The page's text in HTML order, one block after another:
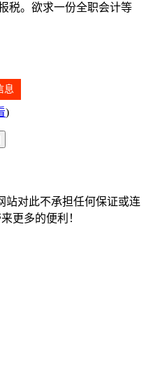
税。欲求一份全职会计等
息
)
站对此不承担任何保证或连
更多的便利！